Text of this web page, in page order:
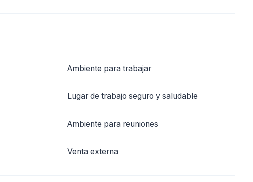
Ambiente para trabajar
Lugar de trabajo seguro y saludable
Ambiente para reuniones
Venta externa